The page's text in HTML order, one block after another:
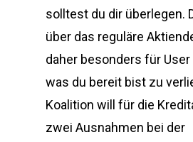
solltest du dir überlegen.
über das reguläre
daher besonders für
was du bereit bist zu
Koalition will für die
zwei Ausnahmen bei der